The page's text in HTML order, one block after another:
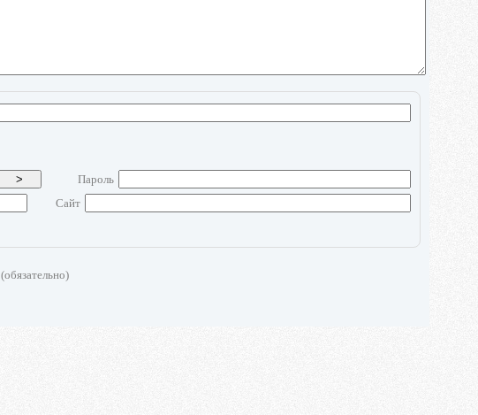
>
Пароль
Сайт
(обязательно)